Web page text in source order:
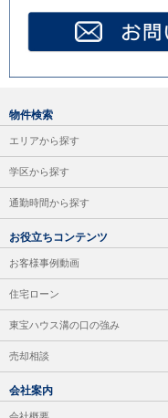
物件検索
エリアから探す
学区から探す
通勤時間から探す
お役立ちコンテンツ
お客様事例動画
住宅ローン
東宝ハウス溝の口の強み
売却相談
会社案内